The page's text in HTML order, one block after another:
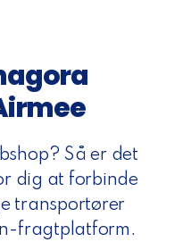
Så er det
dig at forbinde
transportører
fragtplatform.